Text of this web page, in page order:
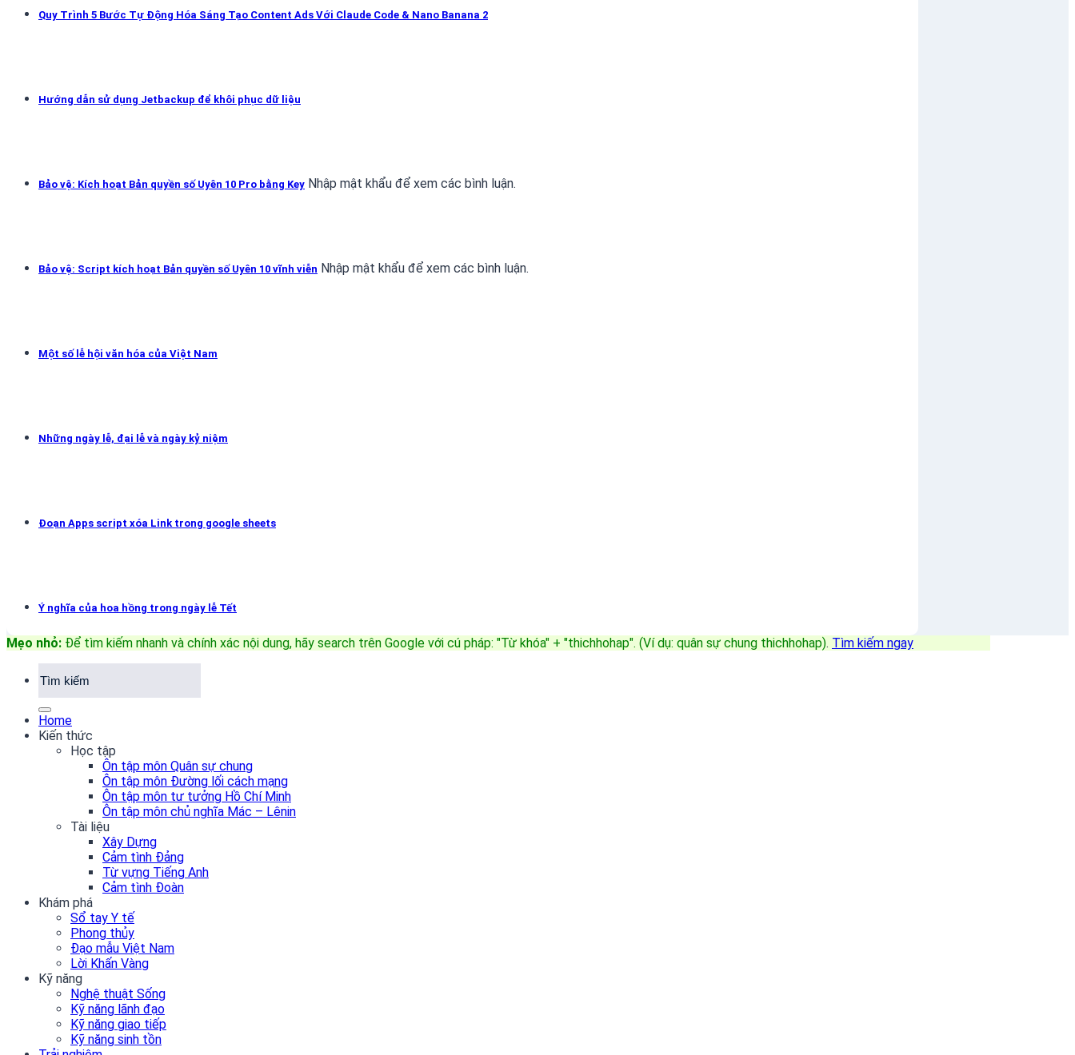
Quy Trình 5 Bước Tự Động Hóa Sáng Tạo Content Ads Với Claude Code & Nano Banana 2
Hướng dẫn sử dụng Jetbackup để khôi phục dữ liệu
Bảo vệ: Kích hoạt Bản quyền số Uyên 10 Pro bằng Key Nhập mật khẩu để xem các bình luận.
Bảo vệ: Script kích hoạt Bản quyền số Uyên 10 vĩnh viễn Nhập mật khẩu để xem các bình luận.
Một số lễ hội văn hóa của Việt Nam
Những ngày lễ, đại lễ và ngày kỷ niệm
Đoạn Apps script xóa Link trong google sheets
Ý nghĩa của hoa hồng trong ngày lễ Tết
Mẹo nhỏ: Để tìm kiếm nhanh và chính xác nội dung, hãy search trên Google với cú pháp: "Từ khóa" + "thichhohap". (Ví dụ: quân sự chung thichhohap). Tìm kiếm ngay
Home
Kiến thức
Học tập
Ôn tập môn Quân sự chung
Ôn tập môn Đường lối cách mạng
Ôn tập môn tư tưởng Hồ Chí Minh
Ôn tập môn chủ nghĩa Mác – Lênin
Tài liệu
Xây Dựng
Cảm tình Đảng
Từ vựng Tiếng Anh
Cảm tình Đoàn
Khám phá
Sổ tay Y tế
Phong thủy
Đạo mẫu Việt Nam
Lời Khấn Vàng
Kỹ năng
Nghệ thuật Sống
Kỹ năng lãnh đạo
Kỹ năng giao tiếp
Kỹ năng sinh tồn